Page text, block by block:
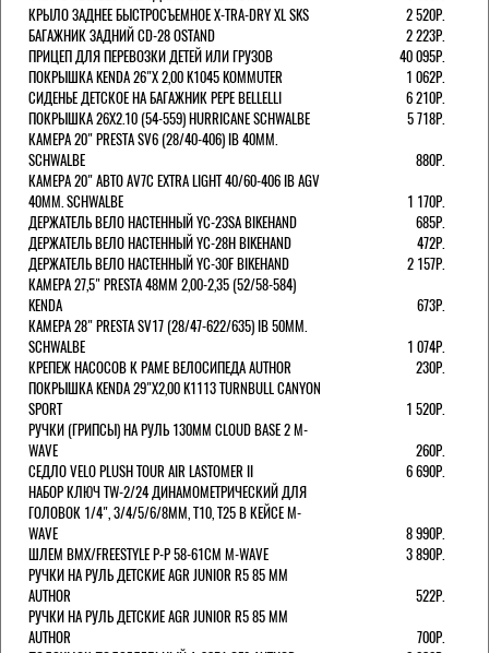
КРЫЛО ЗАДНЕЕ БЫСТРОСЪЕМНОЕ X-TRA-DRY XL SKS
2 520Р.
БАГАЖНИК ЗАДНИЙ CD-28 OSTAND
2 223Р.
ПРИЦЕП ДЛЯ ПЕРЕВОЗКИ ДЕТЕЙ ИЛИ ГРУЗОВ
40 095Р.
ПОКРЫШКА KENDA 26"Х 2,00 K1045 KOMMUTER
1 062Р.
СИДЕНЬЕ ДЕТСКОЕ НА БАГАЖНИК PEPE BELLELLI
6 210Р.
ПОКРЫШКА 26X2.10 (54-559) HURRICANE SCHWALBE
5 718Р.
КАМЕРА 20" PRESTA SV6 (28/40-406) IB 40MM.
SCHWALBE
880Р.
КАМЕРА 20" АВТО AV7C EXTRA LIGHT 40/60-406 IB AGV
40MM. SCHWALBE
1 170Р.
ДЕРЖАТЕЛЬ ВЕЛО НАСТЕННЫЙ YC-23SA BIKEHAND
685Р.
ДЕРЖАТЕЛЬ ВЕЛО НАСТЕННЫЙ YC-28H BIKEHAND
472Р.
ДЕРЖАТЕЛЬ ВЕЛО НАСТЕННЫЙ YC-30F BIKEHAND
2 157Р.
КАМЕРА 27,5" PRESTA 48ММ 2,00-2,35 (52/58-584)
KENDA
673Р.
КАМЕРА 28" PRESTA SV17 (28/47-622/635) IB 50MM.
SCHWALBE
1 074Р.
КРЕПЕЖ НАСОСОВ К РАМЕ ВЕЛОСИПЕДА AUTHOR
230Р.
ПОКРЫШКА KENDA 29"Х2,00 K1113 TURNBULL CANYON
SPORT
1 520Р.
РУЧКИ (ГРИПСЫ) НА РУЛЬ 130ММ CLOUD BASE 2 M-
WAVE
260Р.
СЕДЛО VELO PLUSH TOUR AIR LASTOMER II
6 690Р.
НАБОР КЛЮЧ TW-2/24 ДИНАМОМЕТРИЧЕСКИЙ ДЛЯ
ГОЛОВОК 1/4", 3/4/5/6/8ММ, T10, T25 В КЕЙСЕ M-
WAVE
8 990Р.
ШЛЕМ ВМХ/FREESTYLE Р-Р 58-61СМ M-WAVE
3 890Р.
РУЧКИ НА РУЛЬ ДЕТСКИЕ AGR JUNIOR R5 85 ММ
AUTHOR
522Р.
РУЧКИ НА РУЛЬ ДЕТСКИЕ AGR JUNIOR R5 85 ММ
AUTHOR
700Р.